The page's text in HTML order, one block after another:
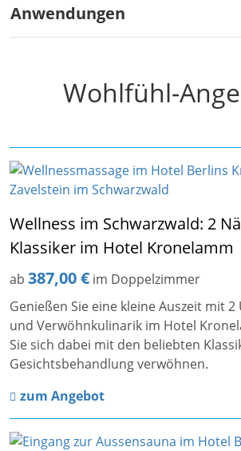
Anwendungen
Wohlfühl-
Wellness im Schwarzwald: 2
Klassiker im Hotel Kronelamm
ab 387,00 € im Doppelzimmer
Genießen Sie eine kleine Auszeit mit
und Verwöhnkulinarik im Hotel
Sie sich dabei mit den beliebten
Gesichtsbehandlung verwöhnen.
zum Angebot